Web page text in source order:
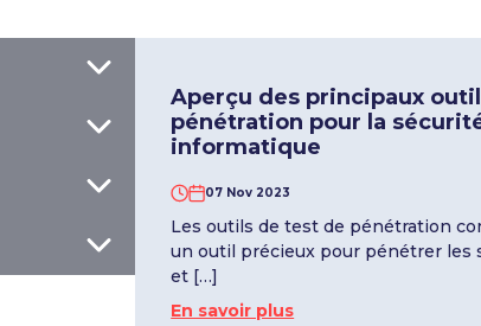
Aperçu des principaux
pénétration pour la
informatique
07 Nov 2023
Les outils de test de pénétration
un outil précieux pour pénétrer les
et […]
En savoir plus